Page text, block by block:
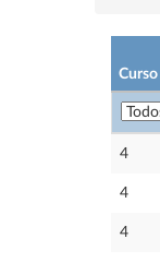
Curso
4
4
4